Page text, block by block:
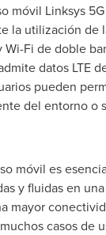
móvil Linksys
la utilización de
Fi de doble
datos LTE
pueden
del entorno o
móvil es
y fluidas en
mayor
casos de